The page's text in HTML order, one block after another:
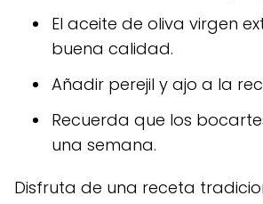
El aceite de oliva virgen
buena calidad.
Añadir perejil y ajo a la
Recuerda que los
una semana.
Disfruta de una receta